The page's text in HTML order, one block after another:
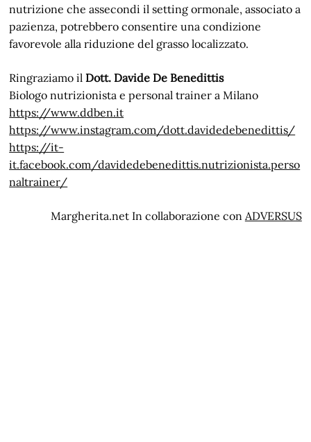
nutrizione che assecondi il setting ormonale, associato a
pazienza, potrebbero consentire una condizione
favorevole alla riduzione del grasso localizzato.
Ringraziamo ilDott. Davide De Benedittis
Biologo nutrizionista e personal trainer a Milano
https://www.ddben.it
https://www.instagram.com/dott.davidedebenedittis/
https://it-
it.facebook.com/davidedebenedittis.nutrizionista.perso
naltrainer/
Margherita.net In collaborazione con ADVERSUS